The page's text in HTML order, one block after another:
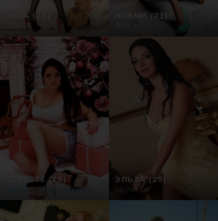
ЗИТА (21)
НОЕМИ (21)
СЕЛЕСТЕ (29)
Эскортницы в Остенде
ЭЛЬЗА (25)
Милая